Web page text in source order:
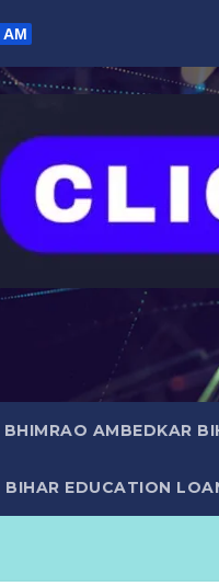
AMBEDKAR
BIHAR EDUCATION